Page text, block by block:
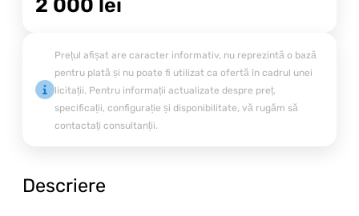
Prețul afișat are caracter informativ, nu reprezintă o bază
pentru plată și nu poate fi utilizat ca ofertă în cadrul unei
licitații. Pentru informații actualizate despre preț,
specificații, configurație și disponibilitate, vă rugăm să
contactați consultanții.
Descriere